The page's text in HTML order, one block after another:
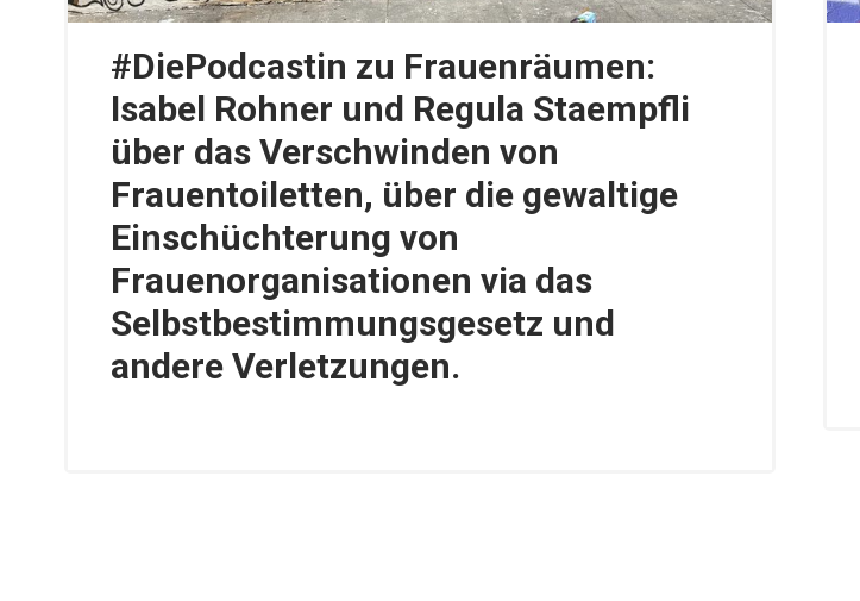
#DiePodcastin zu Frauenräumen:
Isabel Rohner und Regula Staempfli
über das Verschwinden von
Frauentoiletten, über die gewaltige
Einschüchterung von
Frauenorganisationen via das
Selbstbestimmungsgesetz und
andere Verletzungen.